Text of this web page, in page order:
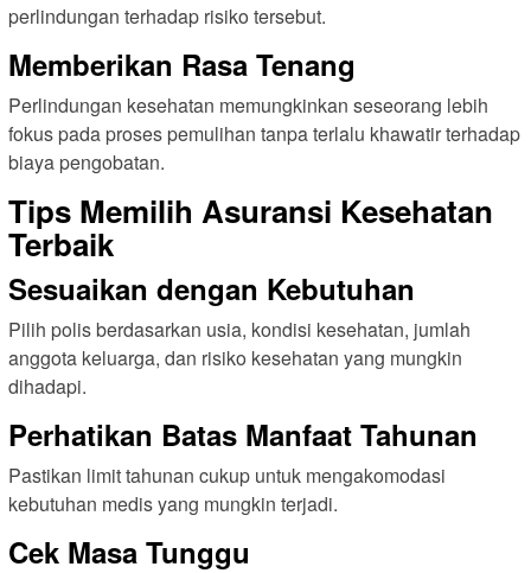
perlindungan terhadap risiko tersebut.
Memberikan Rasa Tenang
Perlindungan kesehatan memungkinkan seseorang lebih
fokus pada proses pemulihan tanpa terlalu khawatir terhadap
biaya pengobatan.
Tips Memilih Asuransi Kesehatan
Terbaik
Sesuaikan dengan Kebutuhan
Pilih polis berdasarkan usia, kondisi kesehatan, jumlah
anggota keluarga, dan risiko kesehatan yang mungkin
dihadapi.
Perhatikan Batas Manfaat Tahunan
Pastikan limit tahunan cukup untuk mengakomodasi
kebutuhan medis yang mungkin terjadi.
Cek Masa Tunggu